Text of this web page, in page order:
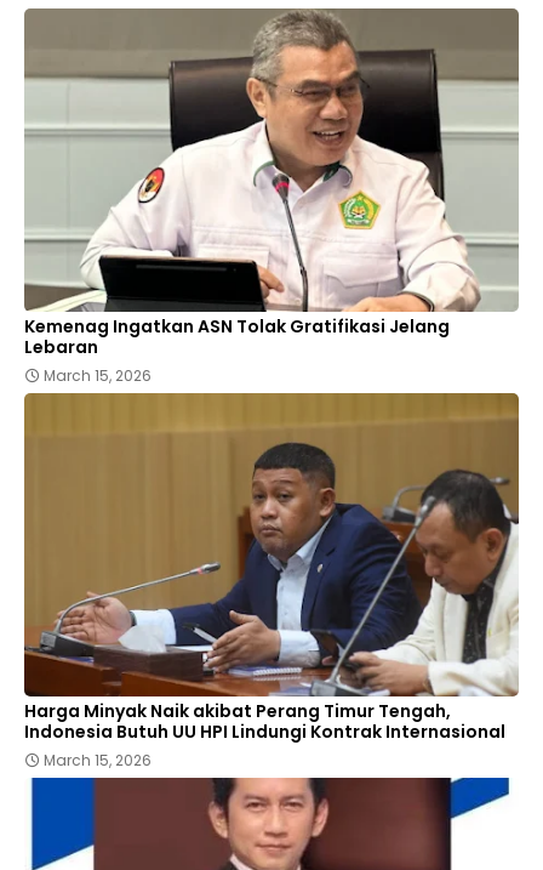
Kemenag Ingatkan ASN Tolak Gratifikasi Jelang
Lebaran
March 15, 2026
Harga Minyak Naik akibat Perang Timur Tengah,
Indonesia Butuh UU HPI Lindungi Kontrak Internasional
March 15, 2026